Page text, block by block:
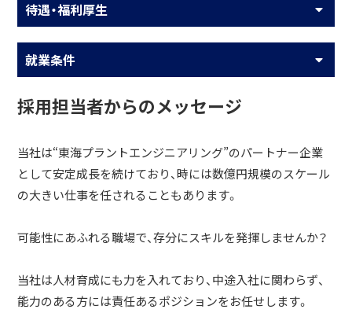
待遇・福利厚生
就業条件
採用担当者からのメッセージ
当社は“東海プラントエンジニアリング”のパートナー企業
として安定成長を続けており、時には数億円規模のスケール
の大きい仕事を任されることもあります。
可能性にあふれる職場で、存分にスキルを発揮しませんか？
当社は人材育成にも力を入れており、中途入社に関わらず、
能力のある方には責任あるポジションをお任せします。